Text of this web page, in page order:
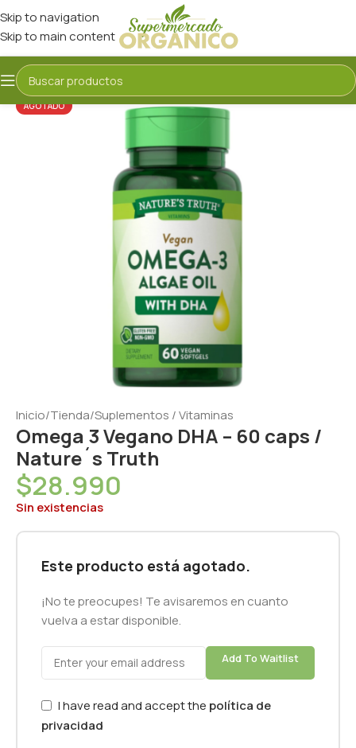
Skip to navigation
Skip to main content
AGOTADO
Inicio/Tienda/Suplementos / Vitaminas
Omega 3 Vegano DHA – 60 caps /
Nature´s Truth
$28.990
Sin existencias
Este producto está agotado.
¡No te preocupes! Te avisaremos en cuanto
vuelva a estar disponible.
Add To Waitlist
I have read and accept the política de
privacidad